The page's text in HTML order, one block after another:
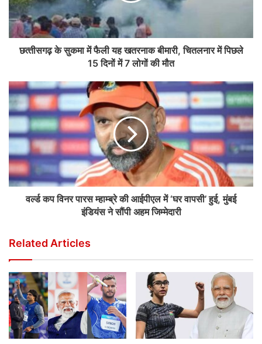
छत्‍तीसगढ़ के सुकमा में फैली यह खतरनाक बीमारी, चितलनार में पिछले
15 दिनों में 7 लोगों की मौत
वर्ल्ड कप विनर पारस म्हाम्ब्रे की आईपीएल में ‘घर वापसी’ हुई, मुंबई
इंडियंस ने सौंपी अहम जिम्मेदारी
Related Articles